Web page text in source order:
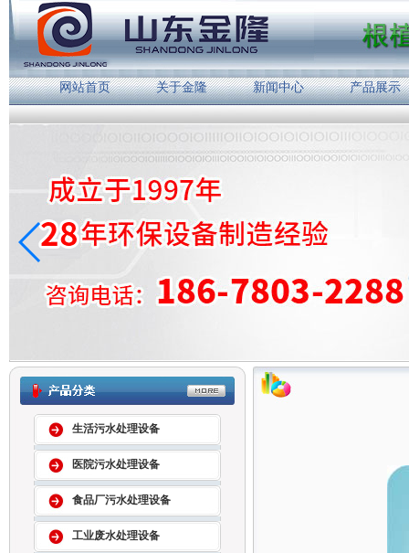
网站首页 关于金隆 新闻中心 产品展示
生活污水处理设备
医院污水处理设备
食品厂污水处理设备
工业废水处理设备